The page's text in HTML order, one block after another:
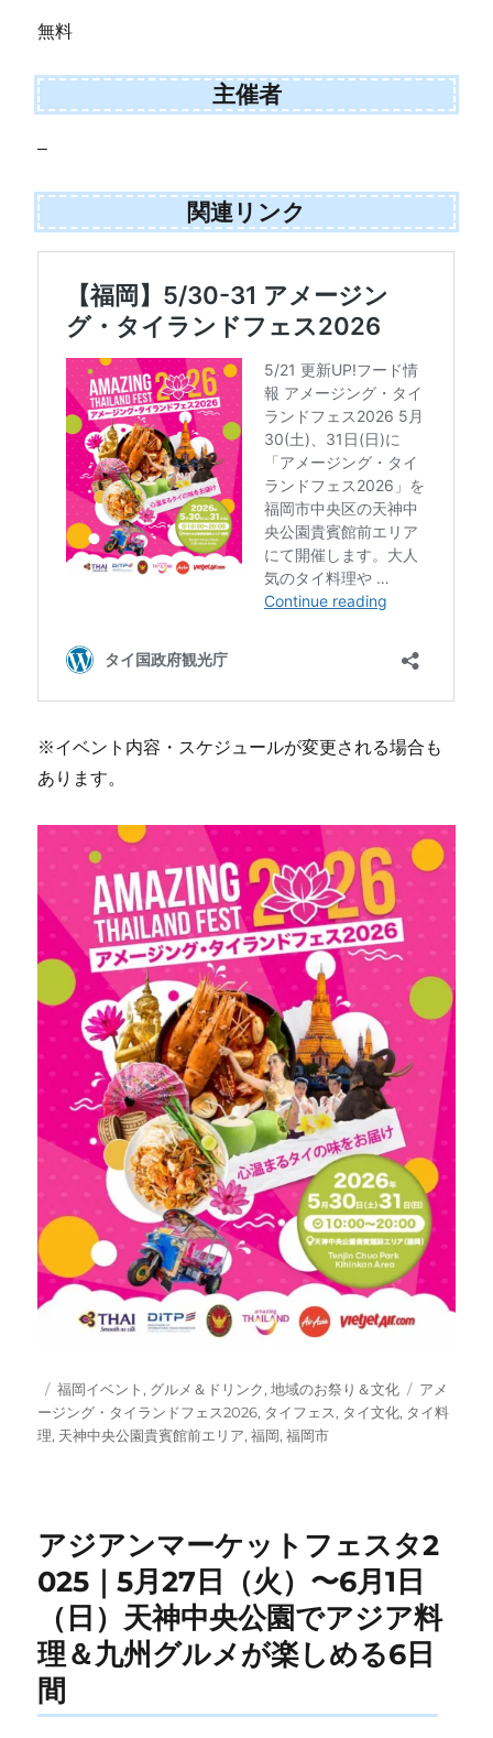
無料
主催者
–
関連リンク
※イベント内容・スケジュールが変更される場合も
あります。
投
稿
日:
カ
テ
ゴ
福岡イベント, グルメ＆ドリンク,地域のお祭り＆文化
タ
グ
アメ
ージング・タイランドフェス2026, タイフェス, タイ文化, タイ料
理, 天神中央公園貴賓館前エリア,福岡,福岡市
アジアンマーケットフェスタ2
025｜5月27日（火）〜6月1日
（日）天神中央公園でアジア料
理＆九州グルメが楽しめる6日
間